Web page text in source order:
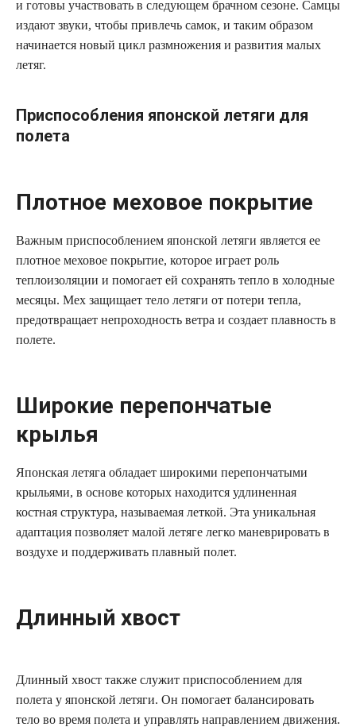
и готовы участвовать в следующем брачном сезоне. Самцы
издают звуки, чтобы привлечь самок, и таким образом
начинается новый цикл размножения и развития малых
летяг.
Приспособления японской летяги для
полета
Плотное меховое покрытие
Важным приспособлением японской летяги является ее
плотное меховое покрытие, которое играет роль
теплоизоляции и помогает ей сохранять тепло в холодные
месяцы. Мех защищает тело летяги от потери тепла,
предотвращает непроходность ветра и создает плавность в
полете.
Широкие перепончатые
крылья
Японская летяга обладает широкими перепончатыми
крыльями, в основе которых находится удлиненная
костная структура, называемая леткой. Эта уникальная
адаптация позволяет малой летяге легко маневрировать в
воздухе и поддерживать плавный полет.
Длинный хвост
Длинный хвост также служит приспособлением для
полета у японской летяги. Он помогает балансировать
тело во время полета и управлять направлением движения.